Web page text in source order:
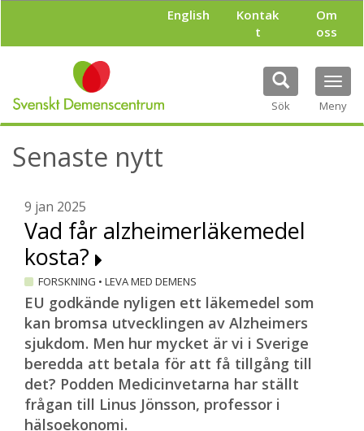
l
English
Kontak
t
Om
oss
Sök Meny
Senaste nytt
9 jan 2025
Vad får alzheimerläkemedel
kosta?
FORSKNING • LEVA MED DEMENS
EU godkände nyligen ett läkemedel som
kan bromsa utvecklingen av Alzheimers
sjukdom. Men hur mycket är vi i Sverige
beredda att betala för att få tillgång till
det? Podden Medicinvetarna har ställt
frågan till Linus Jönsson, professor i
hälsoekonomi.